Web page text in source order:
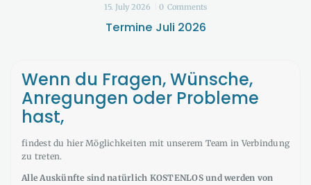
15. July 2026 0 Comments
Termine Juli 2026
Wenn du Fragen, Wünsche,
Anregungen oder Probleme
hast,
findest du hier Möglichkeiten mit unserem Team in Verbindung
zu treten.
Alle Auskünfte sind natürlich KOSTENLOS und werden von